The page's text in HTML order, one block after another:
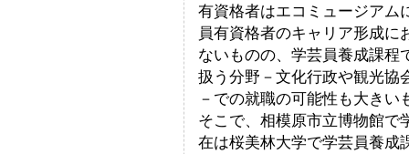
有資格者はエコミュージアム
員有資格者のキャリア形成
ないものの、学芸員養成課程
扱う分野－文化行政や観光協
－での就職の可能性も大きい
そこで、相模原市立博物館で
在は桜美林大学で学芸員養成